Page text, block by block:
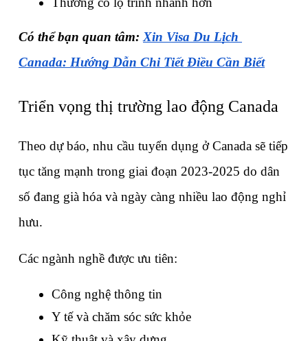
Có thể bạn quan tâm: Xin Visa Du Lịch
Canada: Hướng Dẫn Chi Tiết Điều Cần Biết
Triển vọng thị trường lao động Canada
Theo dự báo, nhu cầu tuyển dụng ở Canada sẽ tiếp
tục tăng mạnh trong giai đoạn 2023-2025 do dân
số đang già hóa và ngày càng nhiều lao động nghỉ
hưu.
Các ngành nghề được ưu tiên:
Công nghệ thông tin
Y tế và chăm sóc sức khỏe